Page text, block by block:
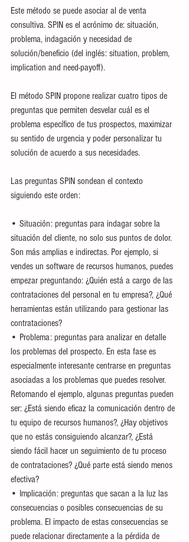
Este método se puede asociar al de venta
consultiva. SPIN es el acrónimo de: situación,
problema, indagación y necesidad de
solución/beneficio (del inglés: situation, problem,
implication and need-payoff).
El método SPIN propone realizar cuatro tipos de
preguntas que permiten desvelar cuál es el
problema específico de tus prospectos, maximizar
su sentido de urgencia y poder personalizar tu
solución de acuerdo a sus necesidades.
Las preguntas SPIN sondean el contexto
siguiendo este orden:
• Situación: preguntas para indagar sobre la
situación del cliente, no solo sus puntos de dolor.
Son más amplias e indirectas. Por ejemplo, si
vendes un software de recursos humanos, puedes
empezar preguntando: ¿Quién está a cargo de las
contrataciones del personal en tu empresa?, ¿Qué
herramientas están utilizando para gestionar las
contrataciones?
• Problema: preguntas para analizar en detalle
los problemas del prospecto. En esta fase es
especialmente interesante centrarse en preguntas
asociadas a los problemas que puedes resolver.
Retomando el ejemplo, algunas preguntas pueden
ser: ¿Está siendo eficaz la comunicación dentro de
tu equipo de recursos humanos?, ¿Hay objetivos
que no estás consiguiendo alcanzar?, ¿Está
siendo fácil hacer un seguimiento de tu proceso
de contrataciones? ¿Qué parte está siendo menos
efectiva?
• Implicación: preguntas que sacan a la luz las
consecuencias o posibles consecuencias de su
problema. El impacto de estas consecuencias se
puede relacionar directamente a la pérdida de